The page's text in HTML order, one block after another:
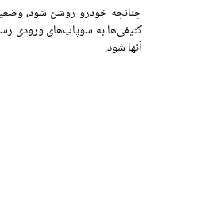
چنانچه خودرو روشن شود،
کثیفی‌ها به سوپاپ‌های ورودی
آنها شود.